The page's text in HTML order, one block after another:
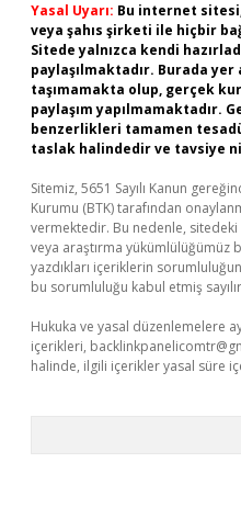
Yasal Uyarı: Bu internet
veya şahıs şirketi ile hiçbir
Sitede yalnızca kendi
paylaşılmaktadır. Burada
taşımamakta olup, gerçek
paylaşım yapılmamaktadır.
benzerlikleri tamamen
taslak halindedir ve tavsiye
Sitemiz, 5651 Sayılı Kanun
Kurumu (BTK) tarafından
vermektedir. Bu nedenle,
veya araştırma yükümlülüğümüz
yazdıkları içeriklerin
bu sorumluluğu kabul etmiş
Hukuka ve yasal düzenlemelere
içerikleri,
halinde, ilgili içerikler yasal süre